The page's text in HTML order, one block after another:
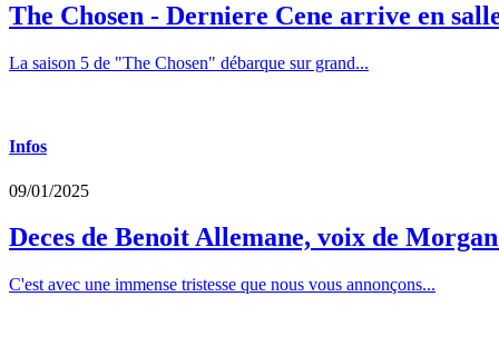
The Chosen - Derniere Cene arrive en
La saison 5 de "The Chosen" débarque sur grand...
Infos
09/01/2025
Deces de Benoit Allemane, voix de
C'est avec une immense tristesse que nous vous annonçons...